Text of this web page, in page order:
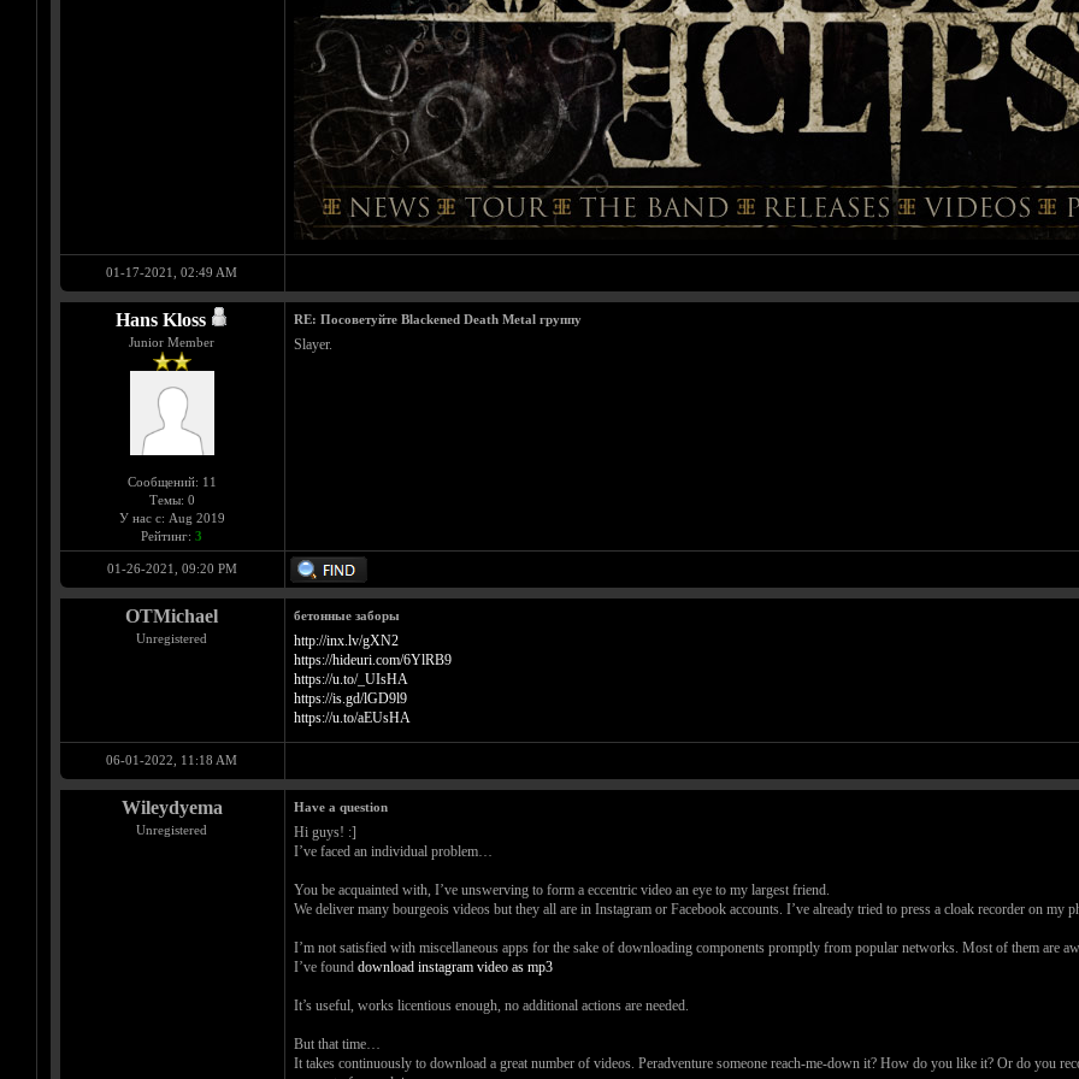
01-17-2021, 02:49 AM
Hans Kloss
Junior Member
Сообщений: 11
Темы: 0
У нас с: Aug 2019
Рейтинг: 3
RE: Посоветуйте Blackened Death Metal группу
Slayer.
01-26-2021, 09:20 PM
OTMichael
Unregistered
бетонные заборы
http://inx.lv/gXN2
https://hideuri.com/6YlRB9
https://u.to/_UIsHA
https://is.gd/lGD9l9
https://u.to/aEUsHA
06-01-2022, 11:18 AM
Wileydyema
Unregistered
Have a question
Hi guys! :]
I’ve faced an individual problem…
You be acquainted with, I’ve unswerving to form a eccentric video an eye to my largest friend.
We deliver many bourgeois videos but they all are in Instagram or Facebook accounts. I’ve already tried to press a cloak recorder on my
I’m not satisfied with miscellaneous apps for the sake of downloading components promptly from popular networks. Most of them are
I’ve found download instagram video as mp3
It’s useful, works licentious enough, no additional actions are needed.
But that time…
It takes continuously to download a great number of videos. Peradventure someone reach-me-down it? How do you like it? Or do you